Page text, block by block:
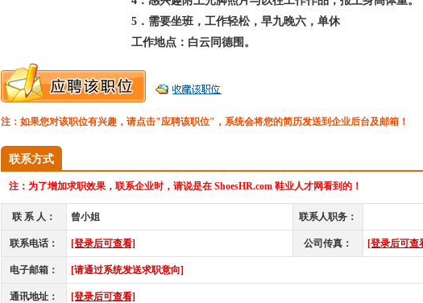
5．需要坐班，工作轻松，早九晚六，单休
工作地点：白云同德围。
注：如果您对该职位有兴趣，请点击"应聘该职位"，系统会将您的简历发送到企业后台及邮箱！
联系方式
注： 为了增加求职效果，联系企业时，请说是在 ShoesHR.com 鞋业人才网看到的！
联 系 人： 曾小姐 联系人职务：
联系电话： [登录后可查看] 公司传真： [登录后可查
电子邮箱： [请通过系统发送求职意向]
通讯地址： [登录后可查看]